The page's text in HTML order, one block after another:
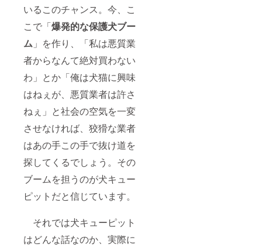
いるこのチャンス。今、こ
こで「爆発的な保護犬ブー
ム 」を作り、「私は悪質業
者からなんて絶対買わない
わ」とか「俺は犬猫に興味
はねぇが、悪質業者は許さ
ねぇ」と社会の空気を一変
させなければ、狡猾な業者
はあの手この手で抜け道を
探してくるでしょう。その
ブームを担うのが犬キュー
ピットだと信じています。
それでは犬キューピット
はどんな話なのか、実際に